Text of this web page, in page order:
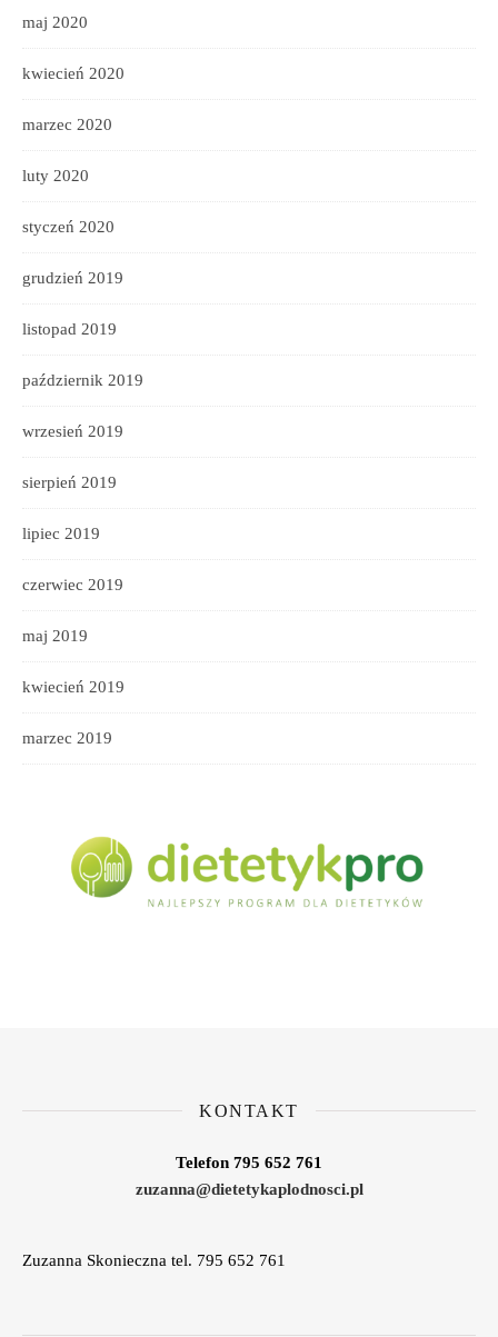
maj 2020
kwiecień 2020
marzec 2020
luty 2020
styczeń 2020
grudzień 2019
listopad 2019
październik 2019
wrzesień 2019
sierpień 2019
lipiec 2019
czerwiec 2019
maj 2019
kwiecień 2019
marzec 2019
KONTAKT
Telefon 795 652 761
zuzanna@dietetykaplodnosci.pl
Zuzanna Skonieczna tel. 795 652 761